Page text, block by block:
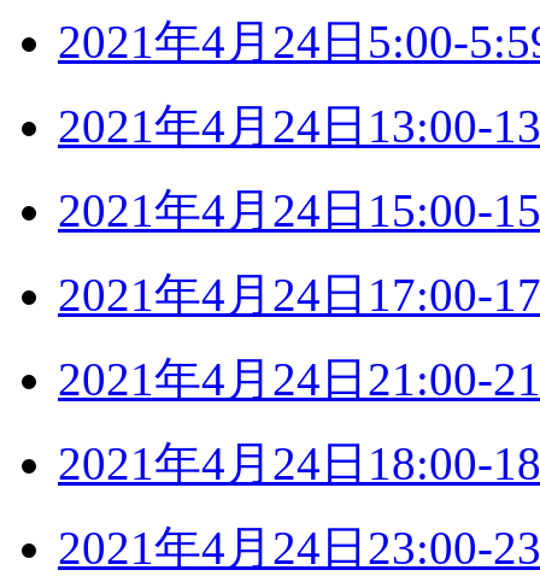
2021年4月24日5:00-
2021年4月24日13:00-
2021年4月24日15:00-
2021年4月24日17:00-
2021年4月24日21:00-
2021年4月24日18:00-
2021年4月24日23:00-